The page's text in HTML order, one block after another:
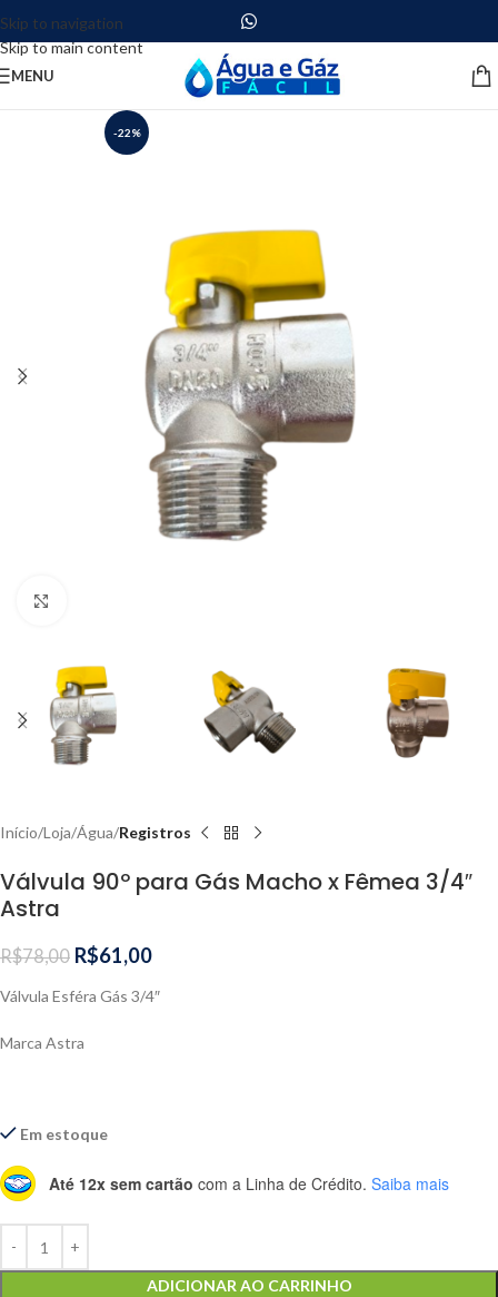
Skip to navigation
Skip to main content
MENU
-22%
Início Loja Água Registros
Válvula 90º para Gás Macho x Fêmea 3/4″
Astra
R$78,00 R$61,00
Válvula Esféra Gás 3/4″
Marca Astra
Em estoque
Até 12x sem cartão com a Linha de Crédito. Saiba mais
ADICIONAR AO CARRINHO